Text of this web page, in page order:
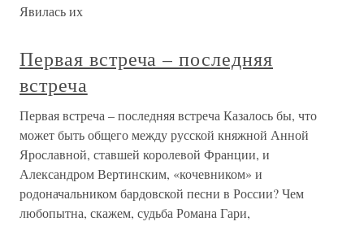
Явилась их
Первая встреча – последняя
встреча
Первая встреча – последняя встреча Казалось бы, что
может быть общего между русской княжной Анной
Ярославной, ставшей королевой Франции, и
Александром Вертинским, «кочевником» и
родоначальником бардовской песни в России? Чем
любопытна, скажем, судьба Романа Гари,